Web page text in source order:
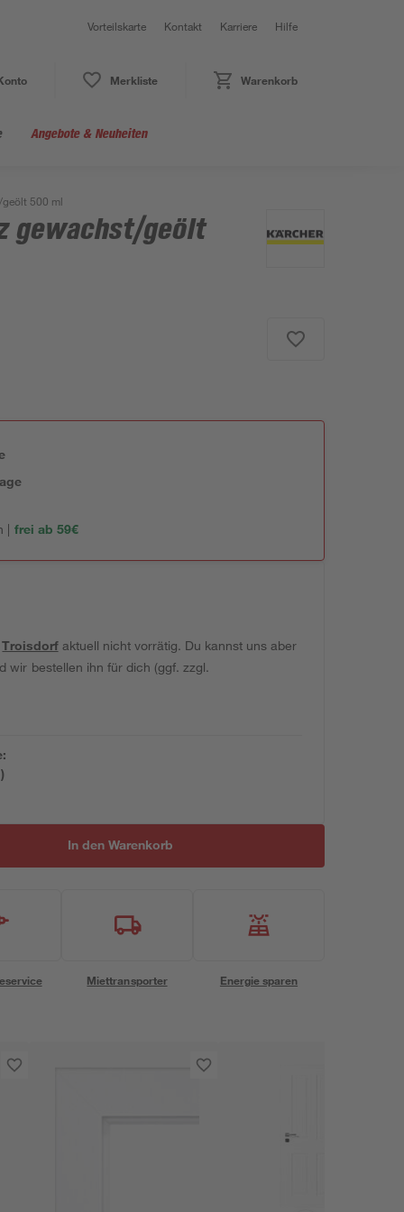
Vorteilskarte Kontakt Karriere Hilfe
Merkliste Warenkorb
Angebote & Neuheiten
500 ml
gewachst/geölt
| frei ab 59€
Troisdorfaktuell nicht vorrätig. Du kannst uns aber
wir bestellen ihn für dich (ggf. zzgl.
In den Warenkorb
Miettransporter Energie sparen